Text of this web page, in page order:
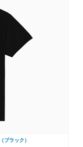
ラック）